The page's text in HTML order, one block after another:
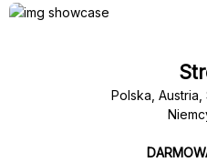
Polska, Austria,